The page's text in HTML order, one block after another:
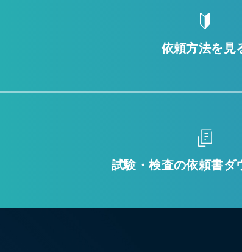
依頼方法を見
試験・検査の依頼書ダ